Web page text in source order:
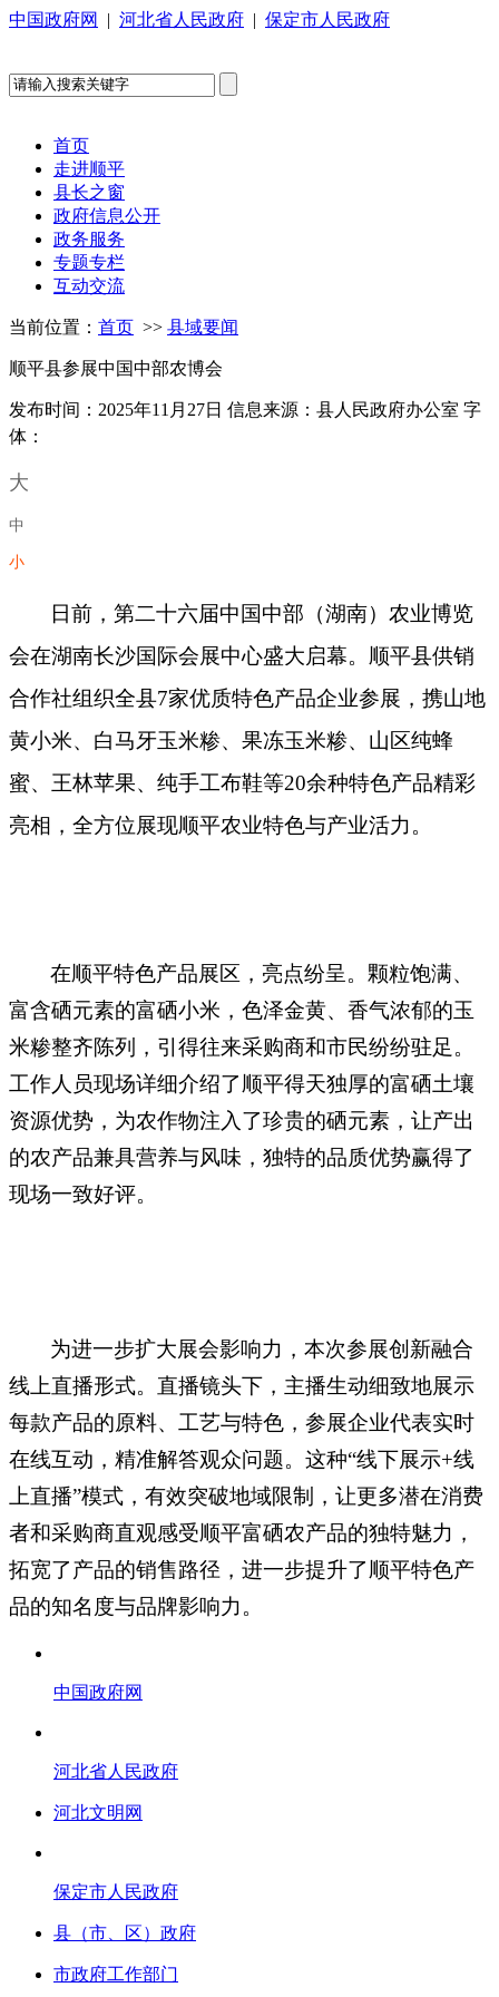
中国政府网 | 河北省人民政府 | 保定市人民政府
首页
走进顺平
县长之窗
政府信息公开
政务服务
专题专栏
互动交流
当前位置： 首页 >> 县域要闻
顺平县参展中国中部农博会
发布时间：2025年11月27日 信息来源：县人民政府办公室 字
体：
大
中
小
日前，第二十六届中国中部（湖南）农业博览
会在湖南长沙国际会展中心盛大启幕。顺平县供销
合作社组织全县7家优质特色产品企业参展，携山地
黄小米、白马牙玉米糁、果冻玉米糁、山区纯蜂
蜜、王林苹果、纯手工布鞋等20余种特色产品精彩
亮相，全方位展现顺平农业特色与产业活力。
在顺平特色产品展区，亮点纷呈。颗粒饱满、
富含硒元素的富硒小米，色泽金黄、香气浓郁的玉
米糁整齐陈列，引得往来采购商和市民纷纷驻足。
工作人员现场详细介绍了顺平得天独厚的富硒土壤
资源优势，为农作物注入了珍贵的硒元素，让产出
的农产品兼具营养与风味，独特的品质优势赢得了
现场一致好评。
为进一步扩大展会影响力，本次参展创新融合
线上直播形式。直播镜头下，主播生动细致地展示
每款产品的原料、工艺与特色，参展企业代表实时
在线互动，精准解答观众问题。这种“线下展示+线
上直播”模式，有效突破地域限制，让更多潜在消费
者和采购商直观感受顺平富硒农产品的独特魅力，
拓宽了产品的销售路径， 进一步提升了顺平特色产
品的知名度与品牌影响力。
中国政府网
河北省人民政府
河北文明网
保定市人民政府
县（市、区）政府
市政府工作部门